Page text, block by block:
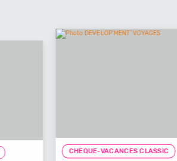
CHEQUE-VACANCES CLASSIC